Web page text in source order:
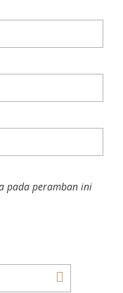
pada peramban ini